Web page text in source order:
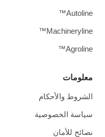
معلومات
الشروط والأحكام
سياسة الخصوصية
نصائح للأمان
Autoline™
Machineryline™
Agroline™